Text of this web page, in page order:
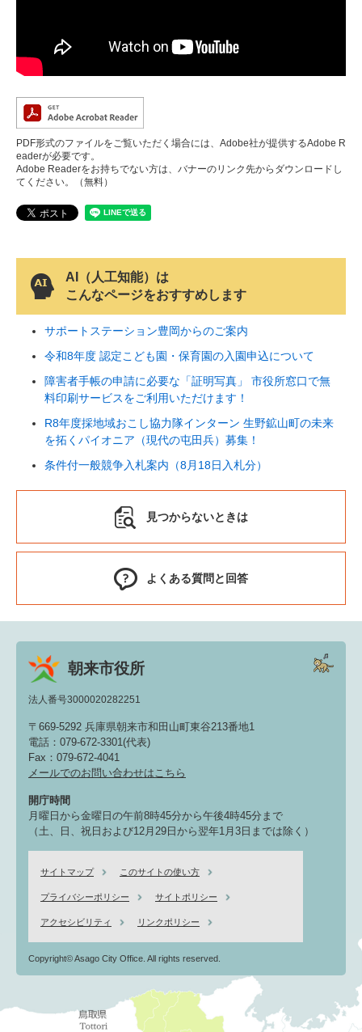
PDF形式のファイルをご覧いただく場合には、Adobe社が提供するAdobe R
eaderが必要です。
Adobe Readerをお持ちでない方は、バナーのリンク先からダウンロードし
てください。（無料）
AI（人工知能）は
こんなページをおすすめします
サポートステーション豊岡からのご案内
令和8年度 認定こども園・保育園の入園申込について
障害者手帳の申請に必要な「証明写真」 市役所窓口で無
料印刷サービスをご利用いただけます！
R8年度採地域おこし協力隊インターン 生野鉱山町の未来
を拓くパイオニア（現代の屯田兵）募集！
条件付一般競争入札案内（8月18日入札分）
見つからないときは
よくある質問と回答
朝来市役所
法人番号3000020282251
〒669-5292 兵庫県朝来市和田山町東谷213番地1
電話：079-672-3301(代表)
Fax：079-672-4041
メールでのお問い合わせはこちら
開庁時間
月曜日から金曜日の午前8時45分から午後4時45分まで
（土、日、祝日および12月29日から翌年1月3日までは除く）
サイトマップ このサイトの使い方
プライバシーポリシー サイトポリシー
アクセシビリティ リンクポリシー
Copyright© Asago City Office. All rights reserved.